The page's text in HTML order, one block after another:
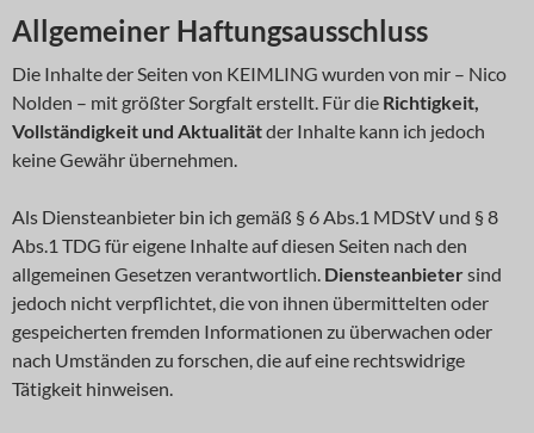
Allgemeiner Haftungsausschluss
Die Inhalte der Seiten von KEIMLING wurden von mir – Nico
Nolden – mit größter Sorgfalt erstellt. Für die Richtigkeit,
Vollständigkeit und Aktualitätder Inhalte kann ich jedoch
keine Gewähr übernehmen.
Als Diensteanbieter bin ich gemäß § 6 Abs.1 MDStV und § 8
Abs.1 TDG für eigene Inhalte auf diesen Seiten nach den
allgemeinen Gesetzen verantwortlich. Diensteanbietersind
jedoch nicht verpflichtet, die von ihnen übermittelten oder
gespeicherten fremden Informationen zu überwachen oder
nach Umständen zu forschen, die auf eine rechtswidrige
Tätigkeit hinweisen.